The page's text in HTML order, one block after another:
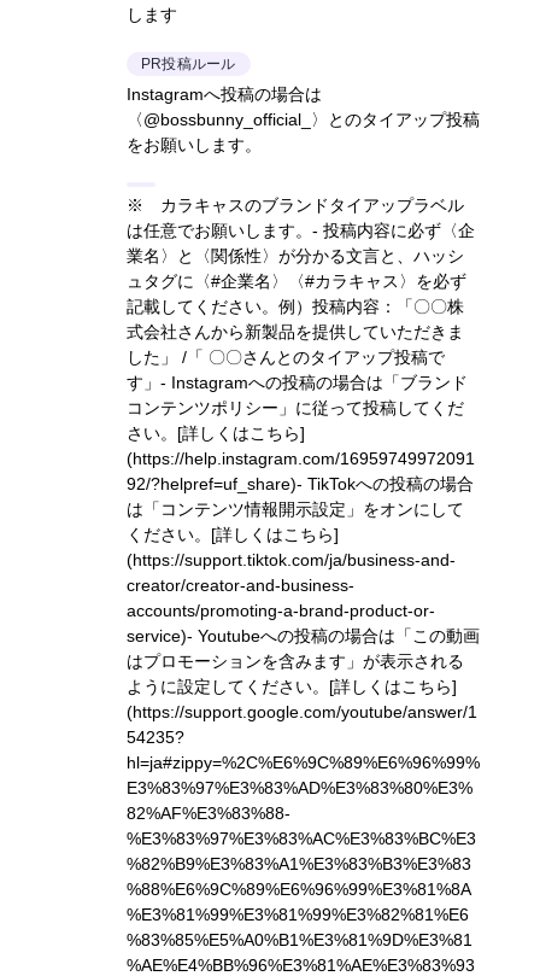
します
PR投稿ルール
Instagramへ投稿の場合は
〈@bossbunny_official_〉とのタイアップ投稿
をお願いします。
※ カラキャスのブランドタイアップラベル
は任意でお願いします。- 投稿内容に必ず〈企
業名〉と〈関係性〉が分かる文言と、ハッシ
ュタグに〈#企業名〉〈#カラキャス〉を必ず
記載してください。 例）投稿内容：「〇〇株
式会社さんから新製品を提供していただきま
した」 /「 〇〇さんとのタイアップ投稿で
す」 - Instagramへの投稿の場合は「ブランド
コンテンツポリシー」に従って投稿してくだ
さい。 [詳しくはこちら]
(https://help.instagram.com/16959749972091
92/?helpref=uf_share)- TikTokへの投稿の場合
は「コンテンツ情報開示設定」をオンにして
ください。 [詳しくはこちら]
(https://support.tiktok.com/ja/business-and-
creator/creator-and-business-
accounts/promoting-a-brand-product-or-
service)- Youtubeへの投稿の場合は「この動画
はプロモーションを含みます」が表示される
ように設定してください。 [詳しくはこちら]
(https://support.google.com/youtube/answer/1
54235?
hl=ja#zippy=%2C%E6%9C%89%E6%96%99%
E3%83%97%E3%83%AD%E3%83%80%E3%
82%AF%E3%83%88-
%E3%83%97%E3%83%AC%E3%83%BC%E3
%82%B9%E3%83%A1%E3%83%B3%E3%83
%88%E6%9C%89%E6%96%99%E3%81%8A
%E3%81%99%E3%81%99%E3%82%81%E6
%83%85%E5%A0%B1%E3%81%9D%E3%81
%AE%E4%BB%96%E3%81%AE%E3%83%93